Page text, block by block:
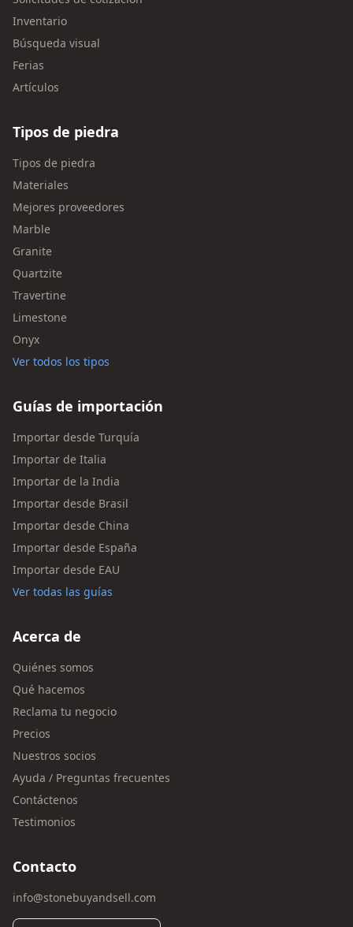
Inventario
Búsqueda visual
Ferias
Artículos
Tipos de piedra
Tipos de piedra
Materiales
Mejores proveedores
Marble
Granite
Quartzite
Travertine
Limestone
Onyx
Ver todos los tipos
Guías de importación
Importar desde Turquía
Importar de Italia
Importar de la India
Importar desde Brasil
Importar desde China
Importar desde España
Importar desde EAU
Ver todas las guías
Acerca de
Quiénes somos
Qué hacemos
Reclama tu negocio
Precios
Nuestros socios
Ayuda / Preguntas frecuentes
Contáctenos
Testimonios
Contacto
info@stonebuyandsell.com